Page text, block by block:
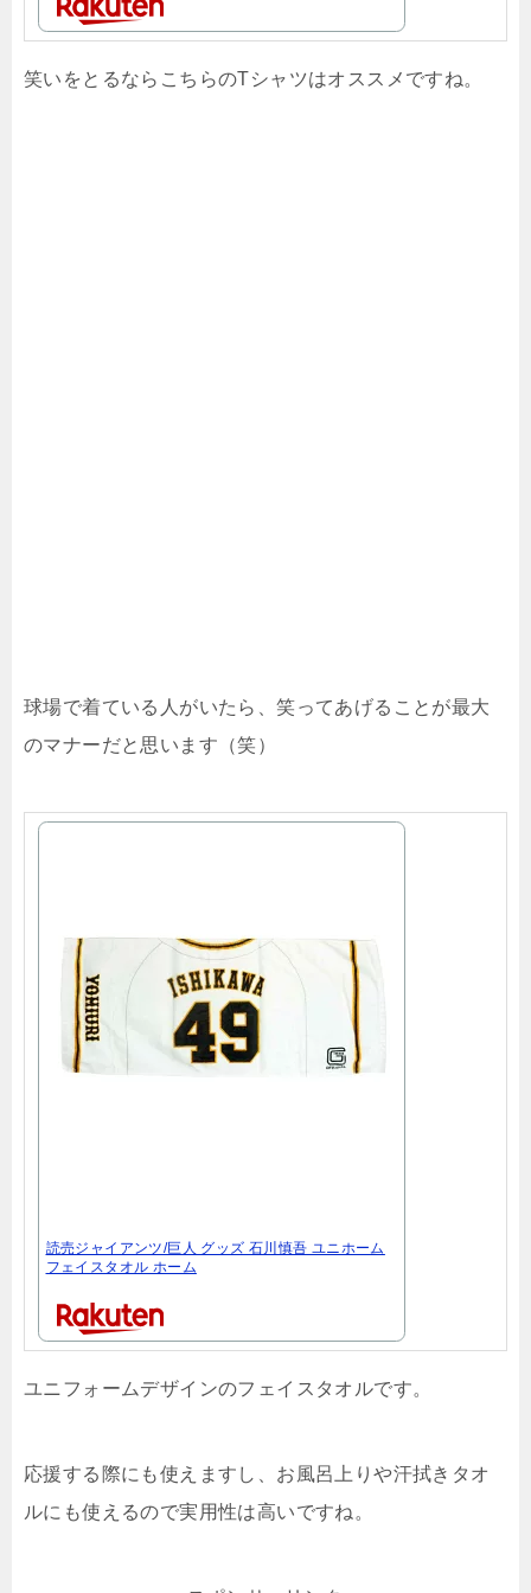
笑いをとるならこちらのTシャツはオススメですね。
球場で着ている人がいたら、笑ってあげることが最大
のマナーだと思います（笑）
読売ジャイアンツ/巨人 グッズ 石川慎吾 ユニホーム
フェイスタオル ホーム
ユニフォームデザインのフェイスタオルです。
応援する際にも使えますし、お風呂上りや汗拭きタオ
ルにも使えるので実用性は高いですね。